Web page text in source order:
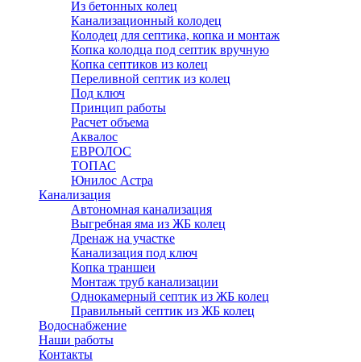
Из бетонных колец
Канализационный колодец
Колодец для септика, копка и монтаж
Копка колодца под септик вручную
Копка септиков из колец
Переливной септик из колец
Под ключ
Принцип работы
Расчет объема
Аквалос
ЕВРОЛОС
ТОПАС
Юнилос Астра
Канализация
Автономная канализация
Выгребная яма из ЖБ колец
Дренаж на участке
Канализация под ключ
Копка траншеи
Монтаж труб канализации
Однокамерный септик из ЖБ колец
Правильный септик из ЖБ колец
Водоснабжение
Наши работы
Контакты